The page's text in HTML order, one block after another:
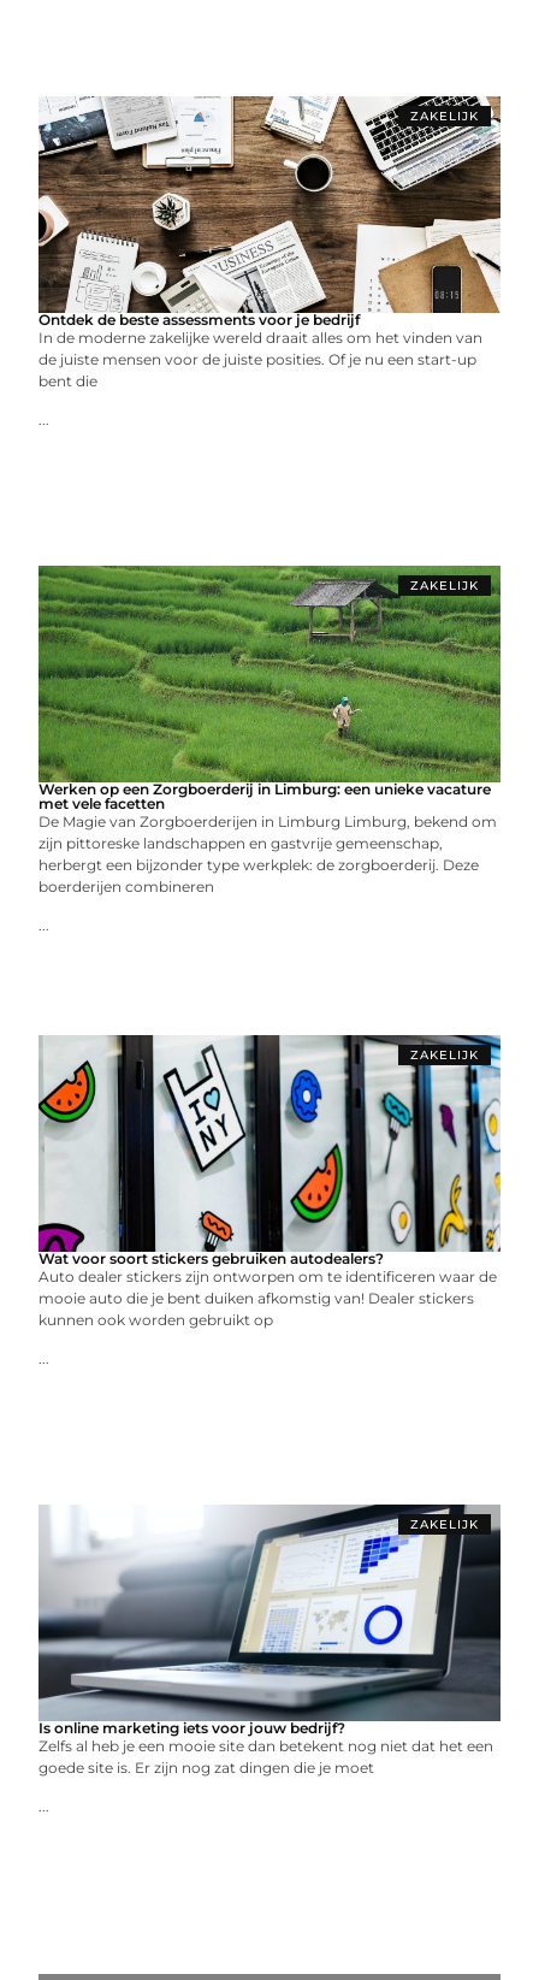
ZAKELIJK
Ontdek de beste assessments voor je bedrijf
In de moderne zakelijke wereld draait alles om het vinden van
de juiste mensen voor de juiste posities. Of je nu een start-up
bent die
...
ZAKELIJK
Werken op een Zorgboerderij in Limburg: een unieke vacature
met vele facetten
De Magie van Zorgboerderijen in Limburg Limburg, bekend om
zijn pittoreske landschappen en gastvrije gemeenschap,
herbergt een bijzonder type werkplek: de zorgboerderij. Deze
boerderijen combineren
...
ZAKELIJK
Wat voor soort stickers gebruiken autodealers?
Auto dealer stickers zijn ontworpen om te identificeren waar de
mooie auto die je bent duiken afkomstig van! Dealer stickers
kunnen ook worden gebruikt op
...
ZAKELIJK
Is online marketing iets voor jouw bedrijf?
Zelfs al heb je een mooie site dan betekent nog niet dat het een
goede site is. Er zijn nog zat dingen die je moet
...